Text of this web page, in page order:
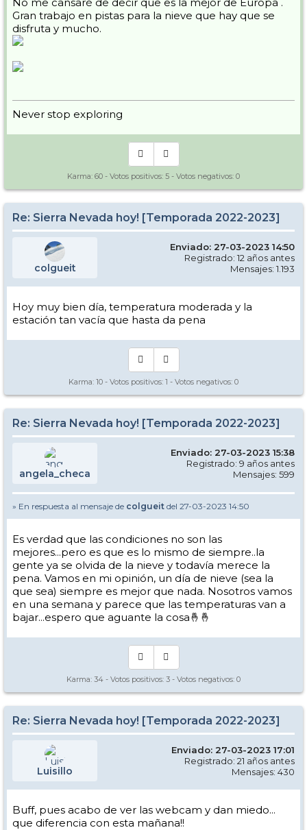
Gran trabajo en pistas para la nieve que hay que se
disfruta y mucho.
Never stop exploring
Karma: 60 - Votos positivos: 5 - Votos negativos: 0
Re: Sierra Nevada hoy! [Temporada 2022-2023]
colgueit
Enviado: 27-03-2023 14:50
Registrado: 12 años antes
Mensajes: 1.193
Hoy muy bien día, temperatura moderada y la
estación tan vacía que hasta da pena
Karma: 10 - Votos positivos: 1 - Votos negativos: 0
Re: Sierra Nevada hoy! [Temporada 2022-2023]
angela_checa
Enviado: 27-03-2023 15:38
Registrado: 9 años antes
Mensajes: 599
» En respuesta al mensaje de colgueit del 27-03-2023 14:50
Es verdad que las condiciones no son las
mejores...pero es que es lo mismo de siempre..la
gente ya se olvida de la nieve y todavía merece la
pena. Vamos en mi opinión, un día de nieve (sea la
que sea) siempre es mejor que nada. Nosotros vamos
en una semana y parece que las temperaturas van a
bajar...espero que aguante la cosa🤞🤞
Karma: 34 - Votos positivos: 3 - Votos negativos: 0
Re: Sierra Nevada hoy! [Temporada 2022-2023]
Luisillo
Enviado: 27-03-2023 17:01
Registrado: 21 años antes
Mensajes: 430
Buff, pues acabo de ver las webcam y dan miedo...
que diferencia con esta mañana!!